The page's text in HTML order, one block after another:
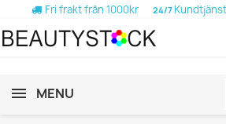
Fri frakt från 1000kr 24/7
MENU